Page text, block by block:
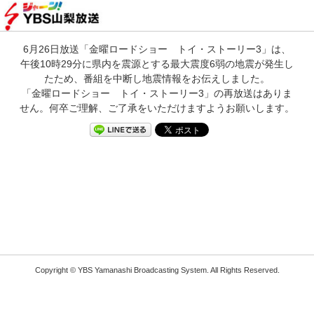
6月26日放送「金曜ロードショー トイ・ストーリー3」は、
午後10時29分に県内を震源とする最大震度6弱の地震が発生し
たため、番組を中断し地震情報をお伝えしました。
「金曜ロードショー トイ・ストーリー3」の再放送はありま
せん。何卒ご理解、ご了承をいただけますようお願いします。
Copyright © YBS Yamanashi Broadcasting System. All Rights Reserved.